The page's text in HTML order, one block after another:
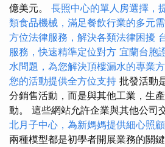
億美元。 長照中心的單人房選擇，
類食品機械，滿足餐飲行業的多元
方位法律服務，解決各類法律困擾
服務，快速精準定位對方 宜蘭台胞
水問題，為您解決頂樓漏水的專業
您的活動提供全方位支持 批發活動
分銷售活動，而是與其他工業，生
動。 這些網站允許企業與其他公司
北月子中心，為新媽媽提供細心照顧
兩種模型都是初學者開展業務的關鍵